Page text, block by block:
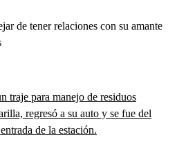
de tener relaciones con su amante
traje para manejo de residuos
regresó a su auto y se fue del
de la estación.